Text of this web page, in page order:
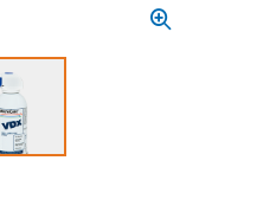
Select to display product image 1